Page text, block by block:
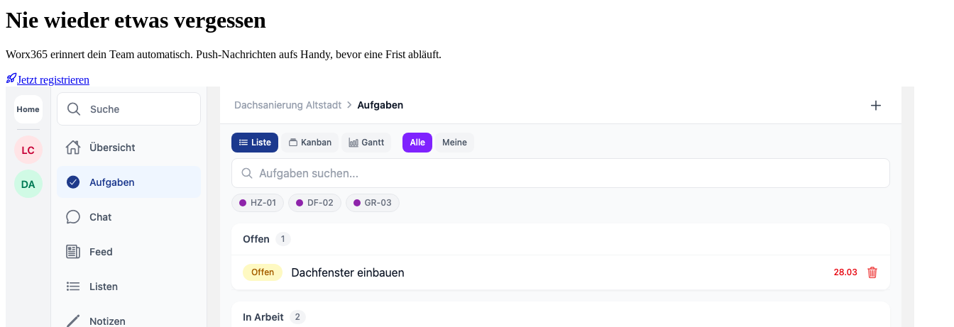
Nie wieder etwas vergessen
Worx365 erinnert dein Team automatisch. Push-Nachrichten aufs Handy, bevor eine Frist abläuft.
Jetzt registrieren